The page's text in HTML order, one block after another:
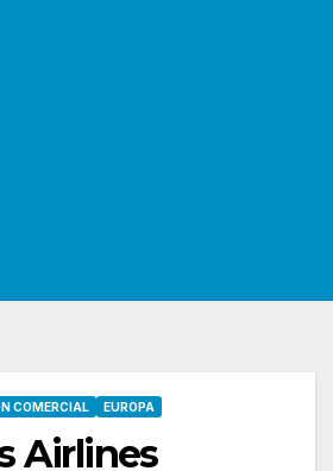
COMERCIAL EUROPA
Airlines